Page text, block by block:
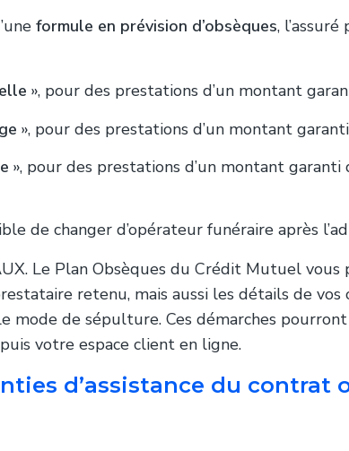
formule en prévision d’obsèques,
», pour des prestations d’un montant
», pour des prestations d’un montant
», pour des prestations d’un montant garanti
de changer d’opérateur funéraire après
Le Plan Obsèques du Crédit Mutuel
retenu, mais aussi les détails de vos
mode de sépulture. Ces démarches
votre espace client en ligne.
d’assistance du contrat